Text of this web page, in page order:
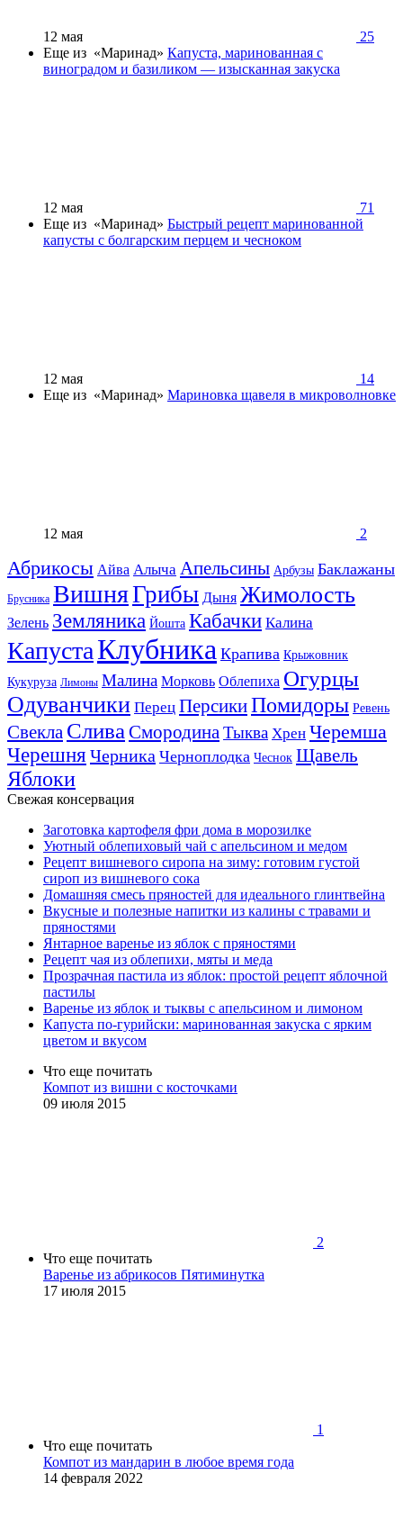
12 мая
25
Еще из «Маринад» Капуста, маринованная с
виноградом и базиликом — изысканная закуска
12 мая
71
Еще из «Маринад» Быстрый рецепт маринованной
капусты с болгарским перцем и чесноком
12 мая
14
Еще из «Маринад» Мариновка щавеля в микроволновке
12 мая 2
Абрикосы Айва Алыча Апельсины Арбузы Баклажаны
Брусника ВишняГрибы Дыня Жимолость
Зелень Земляника Йошта Кабачки Калина
КапустаКлубника Крапива Крыжовник
Кукуруза Лимоны Малина Морковь Облепиха Огурцы
Одуванчики Перец ПерсикиПомидоры Ревень
Свекла Слива СмородинаТыква Хрен Черемша
Черешня Черника Черноплодка Чеснок Щавель
Яблоки
Свежая консервация
Заготовка картофеля фри дома в морозилке
Уютный облепиховый чай с апельсином и медом
Рецепт вишневого сиропа на зиму: готовим густой
сироп из вишневого сока
Домашняя смесь пряностей для идеального глинтвейна
Вкусные и полезные напитки из калины с травами и
пряностями
Янтарное варенье из яблок с пряностями
Рецепт чая из облепихи, мяты и меда
Прозрачная пастила из яблок: простой рецепт яблочной
пастилы
Варенье из яблок и тыквы с апельсином и лимоном
Капуста по-гурийски: маринованная закуска с ярким
цветом и вкусом
Что еще почитать
Компот из вишни с косточками
09 июля 2015
2
Что еще почитать
Варенье из абрикосов Пятиминутка
17 июля 2015
1
Что еще почитать
Компот из мандарин в любое время года
14 февраля 2022